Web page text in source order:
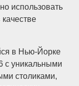
использовать